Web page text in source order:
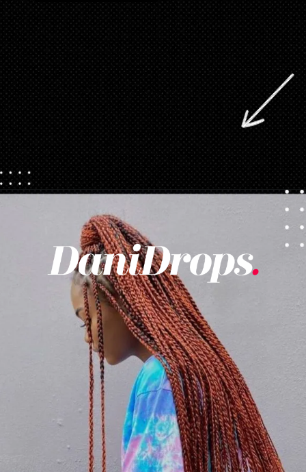
https://danidrops.com.br/tendencia-de-corte-para-cabelo-crespo-feminino/